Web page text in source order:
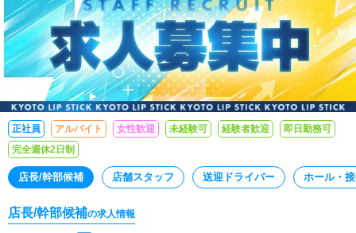
正社員 アルバイト 女性歓迎 未経験可 経験者歓迎
即日勤務可
完全週休2日制
店長/幹部候補 店舗スタッフ 送迎ドライバー ホール・
店長/幹部候補の求人情報